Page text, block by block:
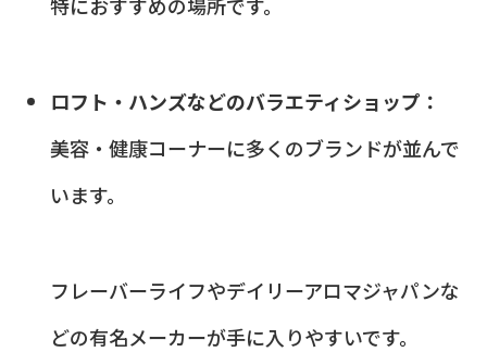
ロフト・ハンズなどのバラエティショップ：
美容・健康コーナーに多くのブランドが並んで
います。
フレーバーライフやデイリーアロマジャパンな
どの有名メーカーが手に入りやすいです。